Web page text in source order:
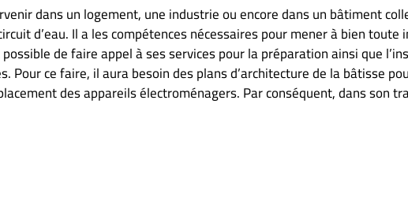
dans un logement, une industrie ou encore dans un bâtiment
d’eau. Il a les compétences nécessaires pour mener à bien
de faire appel à ses services pour la préparation ainsi que
Pour ce faire, il aura besoin des plans d’architecture de la bâtisse
des appareils électroménagers. Par conséquent, dans son